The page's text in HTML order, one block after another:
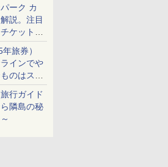
ーク カ
説。注目
ケット手
準備は？
旅券）
インでや
のはスマ
み
行ガイド
隣島の秘